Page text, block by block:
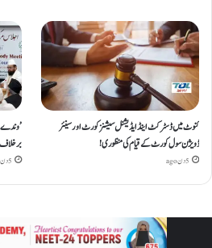
کنوٹ میں ڈسٹرکٹ اینڈ ایڈیشنل سیشنز کورٹ اور سینئر
ڈویژن سول کورٹ کے قیام کی منظوری!
5 دن ago
’وندے
برخلاف
5 دن ago